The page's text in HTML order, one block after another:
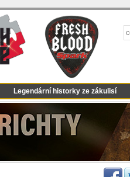
Legendární historky ze zákulisí